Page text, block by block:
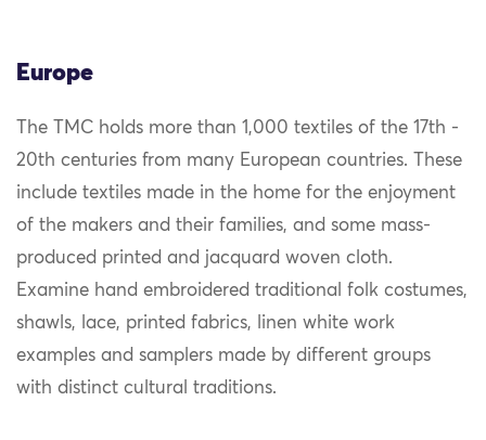
Europe
The TMC holds more than 1,000 textiles of the 17th -
20th centuries from many European countries. These
include textiles made in the home for the enjoyment
of the makers and their families, and some mass-
produced printed and jacquard woven cloth.
Examine hand embroidered traditional folk costumes,
shawls, lace, printed fabrics, linen white work
examples and samplers made by different groups
with distinct cultural traditions.